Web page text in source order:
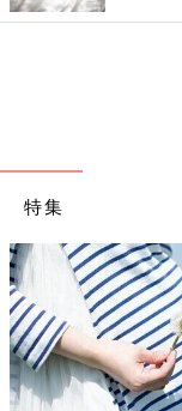
リ】でストア検索し
たまひよの「出産体
特集